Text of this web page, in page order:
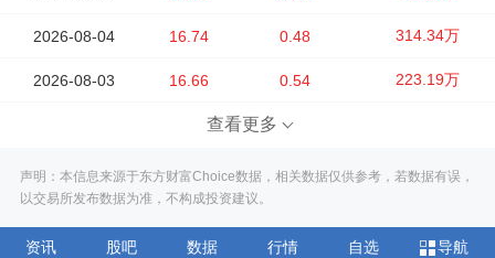
2026-08-04 16.74 0.48 314.34万
2026-08-03 16.66 0.54 223.19万
查看更多
声明：本信息来源于东方财富Choice数据，相关数据仅供参考，若数据有误，
以交易所发布数据为准，不构成投资建议。
资讯 股吧 数据 行情 自选 导航